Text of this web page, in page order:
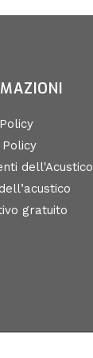
dell'Acustico
gratuito